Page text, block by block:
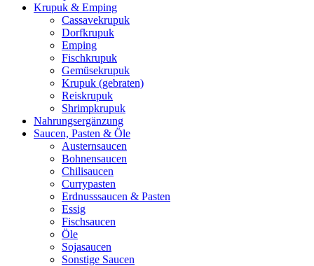
Krupuk & Emping
Cassavekrupuk
Dorfkrupuk
Emping
Fischkrupuk
Gemüsekrupuk
Krupuk (gebraten)
Reiskrupuk
Shrimpkrupuk
Nahrungsergänzung
Saucen, Pasten & Öle
Austernsaucen
Bohnensaucen
Chilisaucen
Currypasten
Erdnusssaucen & Pasten
Essig
Fischsaucen
Öle
Sojasaucen
Sonstige Saucen